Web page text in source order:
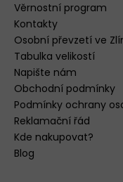
Věrnostní program
Kontakty
Osobní převzetí ve
Tabulka velikostí
Napište nám
Obchodní podmínky
Podmínky ochrany
Reklamační řád
Kde nakupovat?
Blog